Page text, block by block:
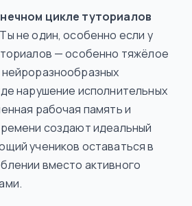
цикле туториалов
Ты не один, особенно если у
— особенно тяжёлое
нарушение исполнительных
рабочая память и
создают идеальный
учеников оставаться в
вместо активного